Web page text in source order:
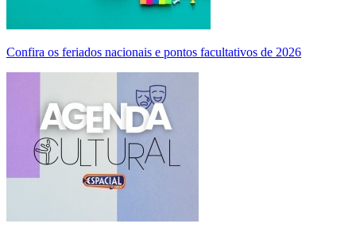
Confira os feriados nacionais e pontos facultativos de 2026